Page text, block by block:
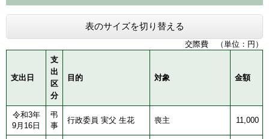
表のサイズを切り替える
交際費 （単位：円）
支出日
支
出
区
分
目的 対象 金額
令和3年
9月16日
弔
事
行政委員 実父 生花 喪主 11,000